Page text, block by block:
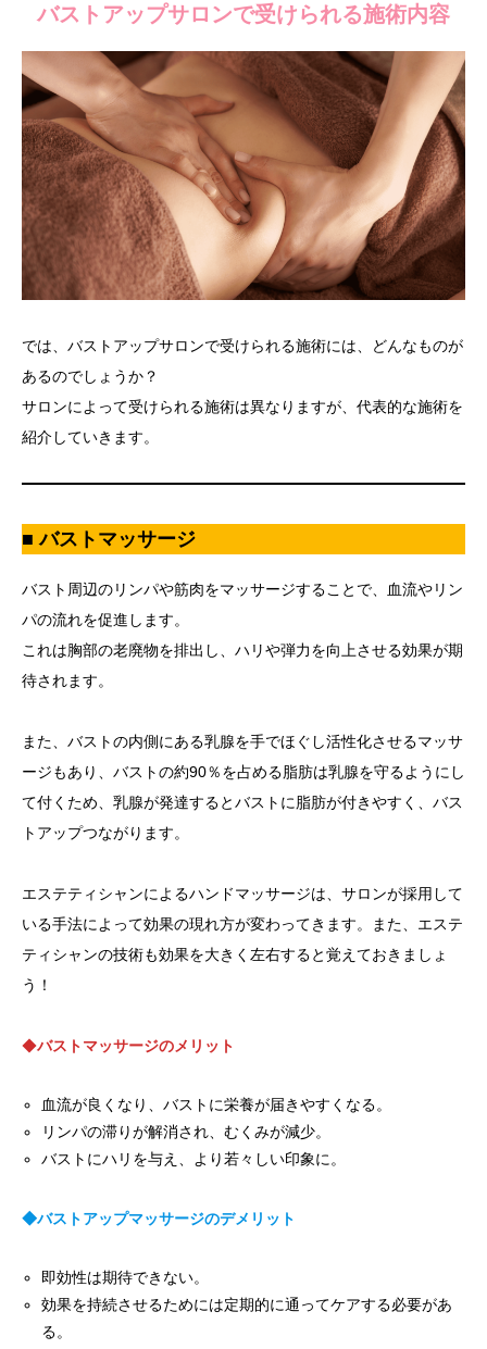
バストアップサロンで受けられる施術内容
では、バストアップサロンで受けられる施術には、どんなものが
あるのでしょうか？
サロンによって受けられる施術は異なりますが、代表的な施術を
紹介していきます。
■ バストマッサージ
バスト周辺のリンパや筋肉をマッサージすることで、血流やリン
パの流れを促進します。
これは胸部の老廃物を排出し、ハリや弾力を向上させる効果が期
待されます。
また、バストの内側にある乳腺を手でほぐし活性化させるマッサ
ージもあり、バストの約90％を占める脂肪は乳腺を守るようにし
て付くため、乳腺が発達するとバストに脂肪が付きやすく、バス
トアップつながります。
エステティシャンによるハンドマッサージは、サロンが採用して
いる手法によって効果の現れ方が変わってきます。また、エステ
ティシャンの技術も効果を大きく左右すると覚えておきましょ
う！
◆バストマッサージのメリット
血流が良くなり、バストに栄養が届きやすくなる。
リンパの滞りが解消され、むくみが減少。
バストにハリを与え、より若々しい印象に。
◆バストアップマッサージのデメリット
即効性は期待できない。
効果を持続させるためには定期的に通ってケアする必要があ
る。